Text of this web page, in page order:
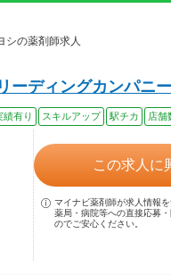
シの薬剤師求人
ーディングカンパニ
績有り スキルアップ 駅チカ 店舗
この求人に
マイナビ薬剤師が求人情報を
薬局・病院等への直接応募
のでご安心ください。